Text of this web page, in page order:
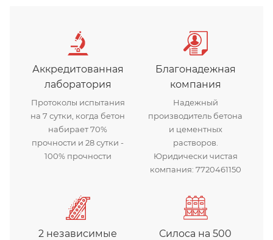
Аккредитованная
лаборатория
Протоколы испытания
на 7 сутки, когда бетон
набирает 70%
прочности и 28 сутки -
100% прочности
Благонадежная
компания
Надежный
производитель бетона
и цементных
растворов.
Юридически чистая
компания: 7720461150
2 независимые
Силоса на 500